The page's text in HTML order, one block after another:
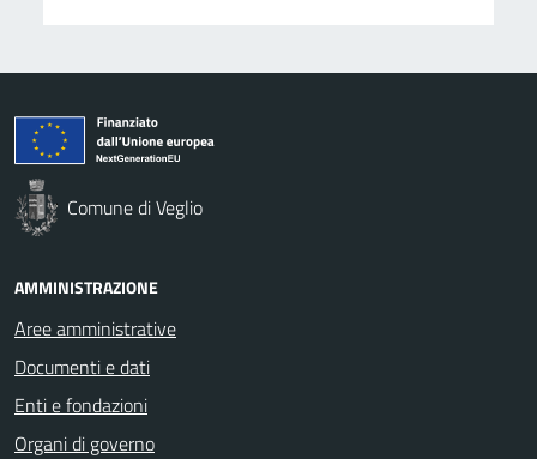
Comune di Veglio
AMMINISTRAZIONE
Aree amministrative
Documenti e dati
Enti e fondazioni
Organi di governo